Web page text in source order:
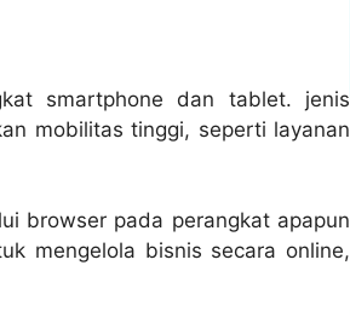
smartphone dan tablet. jenis
mobilitas tinggi, seperti layanan
browser pada perangkat apapun
mengelola bisnis secara online,